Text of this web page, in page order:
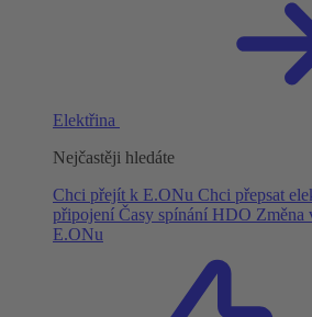
Elektřina
Nejčastěji hledáte
Chci přejít k E.ONu Chci přepsat
připojení Časy spínání HDO Změna
E.ONu